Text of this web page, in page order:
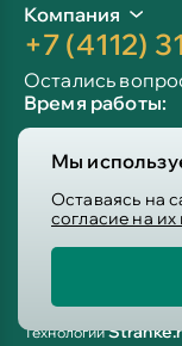
Мы
Оставаясь на
согласие на
Компания
+7 (4112)
Остались
Время работы:
Сб-вс: 10:00 -
Info@victoria-
Пользовательское
Технологии